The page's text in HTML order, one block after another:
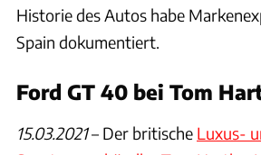
Historie des Autos habe
Spain dokumentiert.
Ford GT 40 bei Tom
15.03.2021– Der britische Luxus-